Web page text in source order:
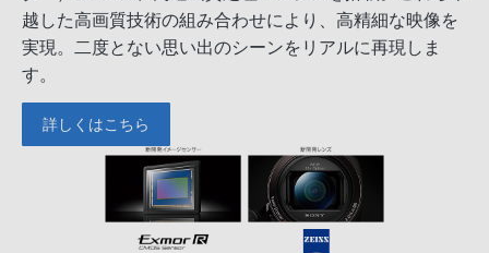
越した高画質技術の組み合わせにより、高精細な映像を
実現。二度とない思い出のシーンをリアルに再現しま
す。
詳しくはこちら